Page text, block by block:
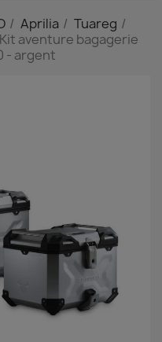
Aprilia
Tuareg
Kit aventure bagagerie
- argent